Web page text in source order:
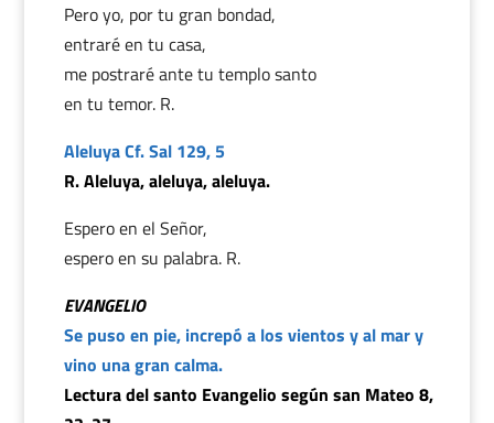
Pero yo, por tu gran bondad,
entraré en tu casa,
me postraré ante tu templo santo
en tu temor. R.
Aleluya Cf. Sal 129, 5
R. Aleluya, aleluya, aleluya.
Espero en el Señor,
espero en su palabra. R.
EVANGELIO
Se puso en pie, increpó a los vientos y al mar y
vino una gran calma.
Lectura del santo Evangelio según san Mateo 8,